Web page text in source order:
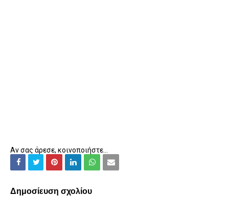
Αν σας άρεσε, κοινοποιήστε...
Δημοσίευση σχολίου